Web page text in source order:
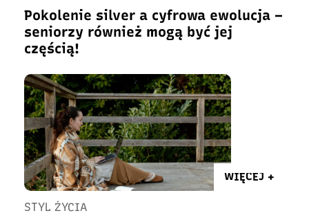
Pokolenie silver a cyfrowa ewolucja –
seniorzy również mogą być jej
częścią!
WIĘCEJ +
STYL ŻYCIA